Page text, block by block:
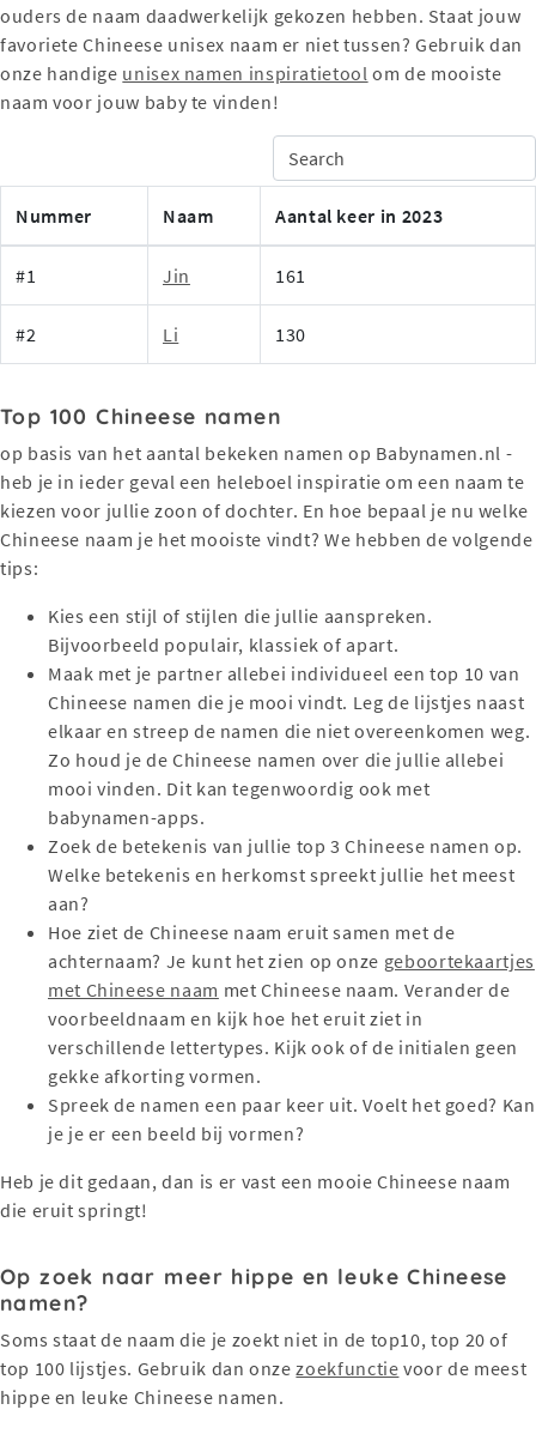
ouders de naam daadwerkelijk gekozen hebben. Staat jouw
favoriete Chineese unisex naam er niet tussen? Gebruik dan
onze handige unisex namen inspiratietool om de mooiste
naam voor jouw baby te vinden!
Nummer Naam Aantal keer in 2023
#1 Jin 161
#2 Li 130
Top 100 Chineese namen
op basis van het aantal bekeken namen op Babynamen.nl -
heb je in ieder geval een heleboel inspiratie om een naam te
kiezen voor jullie zoon of dochter. En hoe bepaal je nu welke
Chineese naam je het mooiste vindt? We hebben de volgende
tips:
Kies een stijl of stijlen die jullie aanspreken.
Bijvoorbeeld populair, klassiek of apart.
Maak met je partner allebei individueel een top 10 van
Chineese namen die je mooi vindt. Leg de lijstjes naast
elkaar en streep de namen die niet overeenkomen weg.
Zo houd je de Chineese namen over die jullie allebei
mooi vinden. Dit kan tegenwoordig ook met
babynamen-apps.
Zoek de betekenis van jullie top 3 Chineese namen op.
Welke betekenis en herkomst spreekt jullie het meest
aan?
Hoe ziet de Chineese naam eruit samen met de
achternaam? Je kunt het zien op onze geboortekaartjes
met Chineese naam met Chineese naam. Verander de
voorbeeldnaam en kijk hoe het eruit ziet in
verschillende lettertypes. Kijk ook of de initialen geen
gekke afkorting vormen.
Spreek de namen een paar keer uit. Voelt het goed? Kan
je je er een beeld bij vormen?
Heb je dit gedaan, dan is er vast een mooie Chineese naam
die eruit springt!
Op zoek naar meer hippe en leuke Chineese
namen?
Soms staat de naam die je zoekt niet in de top10, top 20 of
top 100 lijstjes. Gebruik dan onzezoekfunctie voor de meest
hippe en leuke Chineese namen.